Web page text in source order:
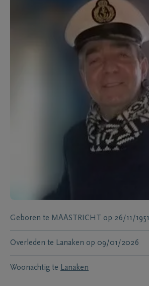
Geboren te MAASTRICHT op 26/11/1951
Overleden te Lanaken op 09/01/2026
Woonachtig te Lanaken